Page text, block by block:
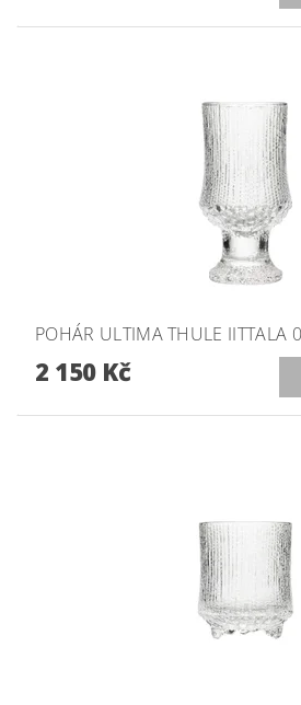
POHÁR ULTIMA THULE IITTALA
2 150 Kč